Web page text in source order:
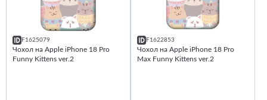
F1625079
Чохол на Apple iPhone 18 Pro
Funny Kittens ver.2
F1622853
Чохол на Apple iPhone 18 Pro
Max Funny Kittens ver.2